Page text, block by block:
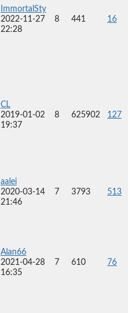
ImmortalSty
2022-11-27
22:28
8 441 16
CL
2019-01-02
19:37
8 625902 127
aalei
2020-03-14
21:46
7 3793 513
Alan66
2021-04-28
16:35
7 610 76